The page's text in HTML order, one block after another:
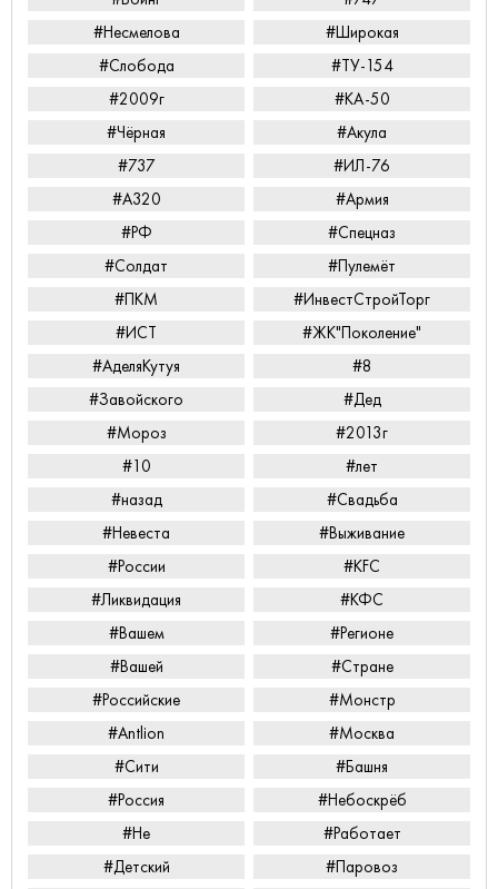
#Несмелова
#Широкая
#Слобода
#ТУ-154
#2009г
#КА-50
#Чёрная
#Акула
#737
#ИЛ-76
#А320
#Армия
#РФ
#Спецназ
#Солдат
#Пулемёт
#ПКМ
#ИнвестСтройТорг
#ИСТ
#ЖК"Поколение"
#АделяКутуя
#8
#Завойского
#Дед
#Мороз
#2013г
#10
#лет
#назад
#Свадьба
#Невеста
#Выживание
#России
#KFC
#Ликвидация
#КФС
#Вашем
#Регионе
#Вашей
#Стране
#Российские
#Монстр
#Antlion
#Москва
#Сити
#Башня
#Россия
#Небоскрёб
#Не
#Работает
#Детский
#Паровоз